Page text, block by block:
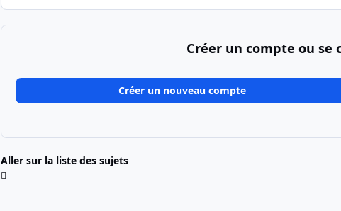
Créer un compte ou
Créer un nouveau compte
Aller sur la liste des sujets